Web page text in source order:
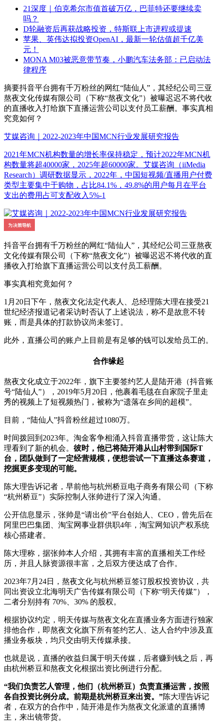
21深度｜伯克希尔市值首破万亿，巴菲特还要继续卖
吗？
D轮融资后再获战略投资，特斯联上市进程或提速
苹果、英伟达拟投资OpenAI，最新一轮估值超千亿美
元！
MONA M03被恶意带节奏，小鹏汽车法务部：已启动法
律程序
摘要抖音平台拥有千万粉丝的网红“陆仙人”，其经纪公司三亚
熬夜文化传媒有限公司（下称“熬夜文化”）被曝迟迟不将代收
的直播收入打给旗下直播运营公司以支付员工薪酬。事实真相
究竟如何？
艾媒咨询｜2022-2023年中国MCN行业发展研究报告
2021年MCN机构数量的增长率保持稳定，预计2022年MCN机
构数量将超40000家，2025年超60000家。艾媒咨询（iiMedia
Research）调研数据显示，2022年，中国短视频/直播用户付费
类型主要集中于购物，占比84.1%，49.8%的用户每月在平台
支出的费用占可支配收入5%-1
抖音平台拥有千万粉丝的网红“陆仙人”，其经纪公司三亚熬夜
文化传媒有限公司（下称“熬夜文化”）被曝迟迟不将代收的直
播收入打给旗下直播运营公司以支付员工薪酬。
事实真相究竟如何？
1月20日下午，熬夜文化法定代表人、总经理陈大理在接受21
世纪经济报道记者采访时否认了上述说法，称不是故意不转
账，而是具体的打款协议尚未签订。
此外，直播公司的账户上目前是有足够的钱可以发给员工的。
合作缘起
熬夜文化成立于2022年，旗下主要签约艺人是陆开港（抖音账
号“陆仙人”），2019年5月20日，他裹着毛毯在自家院子里走
秀的视频上了短视频热门，被称为“遗落在乡间的超模”。
目前，“陆仙人”抖音粉丝超过1080万。
时间拨回到2023年。淘金客争相涌入抖音直播带货，这让陈大
理看到了新的机会。 彼时，他已将陆开港从山村带到国际T
台，团队做到了一定经营规模，便想尝试一下直播这条赛道，
挖掘更多变现的可能。
陈大理告诉记者，早前他与杭州桥豆电子商务有限公司（下称
“杭州桥豆”）实际控制人张帅进行了深入沟通。
公开信息显示，张帅是“请出价”平台创始人、CEO，曾先后在
阿里巴巴集团、淘宝网事业群供职4年，淘宝网知识产权系统
核心搭建者。
陈大理称，据张帅本人介绍，其拥有丰富的直播相关工作经
历，并且人脉资源很丰富，之后双方便达成了合作。
2023年7月24日，熬夜文化与杭州桥豆签订股权投资协议，共
同出资设立北海明天广告传媒有限公司（下称“明天传媒”），
二者分别持有 70%、30% 的股权。
根据协议约定，明天传媒与熬夜文化在直播业务方面进行独家
排他合作，即熬夜文化旗下所有签约艺人、达人合约中涉及直
播业务板块，均只交由明天传媒承接。
也就是说，直播的收益归属于明天传媒，后者赚到钱之后，再
由杭州桥豆和熬夜文化根据出资比例进行分配。
“我们负责艺人管理，他们（杭州桥豆）负责直播运营，按照
各自投资比例分成。前期是杭州桥豆来出资。”陈大理告诉记
者，在双方的合作中，陆开港是作为熬夜文化派遣的直播博
主，来出镜带货。